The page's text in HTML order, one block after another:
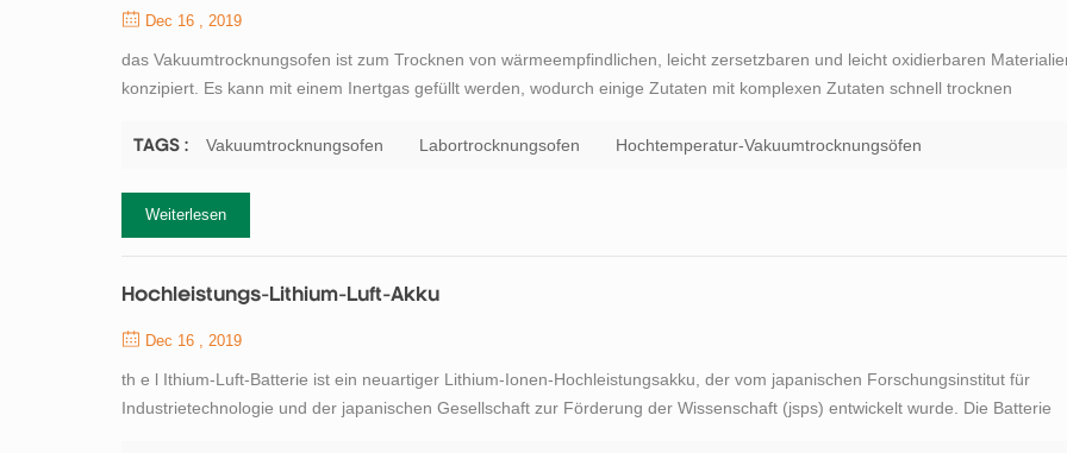
Dec 16 , 2019
das Vakuumtrocknungsofen ist zum Trocknen von wärmeempfindlichen, leicht zersetzbaren und leicht oxidierbaren
konzipiert. Es kann mit einem Inertgas gefüllt werden, wodurch einige Zutaten mit komplexen Zutaten schnell trocknen
Biochemie, chemischer Pharmazie, Medizin und Gesundh...
TAGS : Vakuumtrocknungsofen Labortrocknungsofen Hochtemperatur-Vakuumtrocknungsöfen
Weiterlesen
Hochleistungs-Lithium-Luft-Akku
Dec 16 , 2019
th e l Ithium-Luft-Batterie ist ein neuartiger Lithium-Ionen-Hochleistungsakku, der vom japanischen Forschungsinstitut für
Industrietechnologie und der japanischen Gesellschaft zur Förderung der Wissenschaft (jsps) entwickelt wurde. Die Batterie